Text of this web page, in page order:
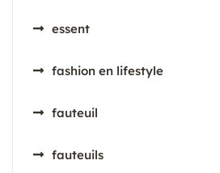
essent
fashion en lifestyle
fauteuil
fauteuils